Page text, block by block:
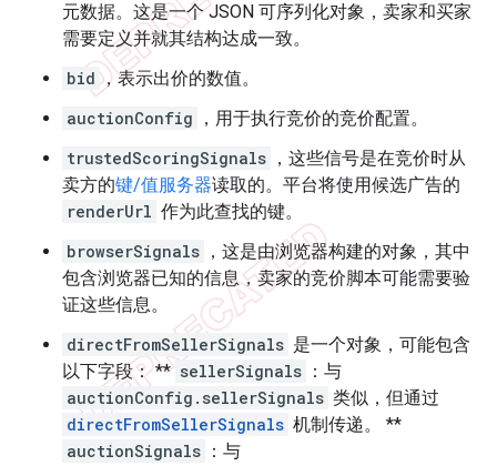
元数据。这是一个 JSON 可序列化对象，卖家和买家
需要定义并就其结构达成一致。
bid ，表示出价的数值。
auctionConfig
，用于执行竞价的竞价配置。
trustedScoringSignals ，这些信号是在竞价时从
卖方的键/值服务器读取的。平台将使用候选广告的
renderUrl 作为此查找的键。
browserSignals ，这是由浏览器构建的对象，其中
包含浏览器已知的信息，卖家的竞价脚本可能需要验
证这些信息。
directFromSellerSignals 是一个对象，可能包含
以下字段： ** sellerSignals ：与
auctionConfig.sellerSignals 类似，但通过
directFromSellerSignals 机制传递。 **
auctionSignals ：与